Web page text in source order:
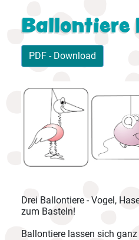
Ballontiere
PDF - Download
Drei Ballontiere - Vogel,
zum Basteln!
Ballontiere lassen sich